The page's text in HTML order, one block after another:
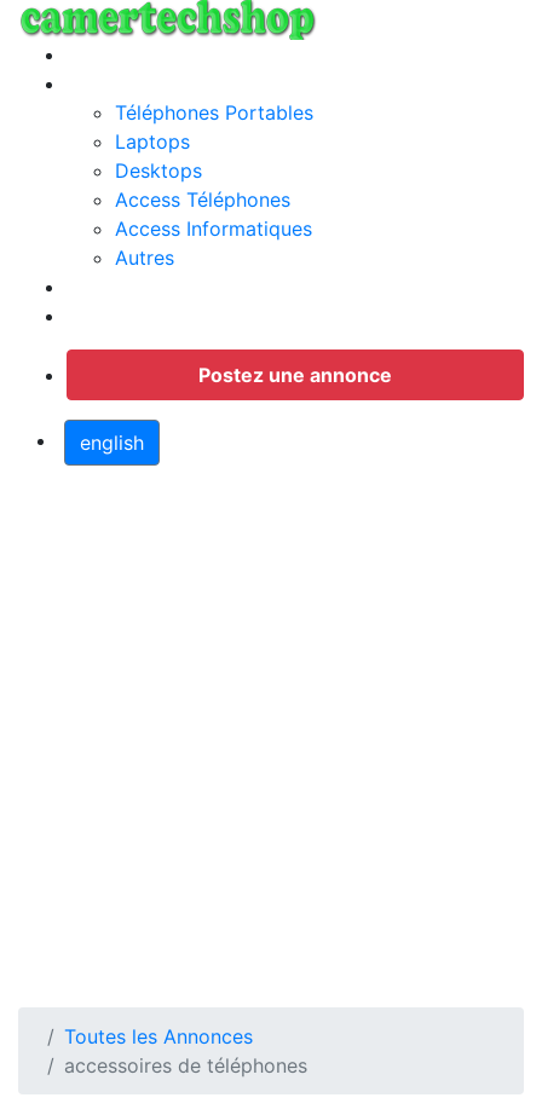
Téléphones Portables
Laptops
Desktops
Access Téléphones
Access Informatiques
Autres
Postez une annonce
english
Toutes les Annonces
accessoires de téléphones